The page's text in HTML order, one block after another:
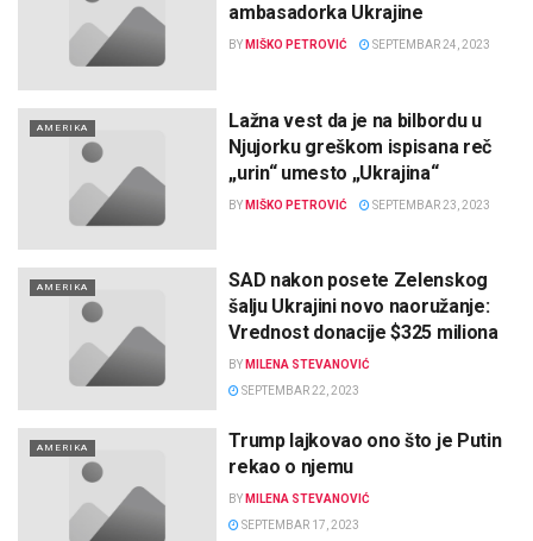
ambasadorka Ukrajine
BY MIŠKO PETROVIĆ SEPTEMBAR 24, 2023
AMERIKA
Lažna vest da je na bilbordu u
Njujorku greškom ispisana reč
„urin“ umesto „Ukrajina“
BY MIŠKO PETROVIĆ SEPTEMBAR 23, 2023
AMERIKA
SAD nakon posete Zelenskog
šalju Ukrajini novo naoružanje:
Vrednost donacije $325 miliona
BY MILENA STEVANOVIĆ
SEPTEMBAR 22, 2023
AMERIKA
Trump lajkovao ono što je Putin
rekao o njemu
BY MILENA STEVANOVIĆ
SEPTEMBAR 17, 2023